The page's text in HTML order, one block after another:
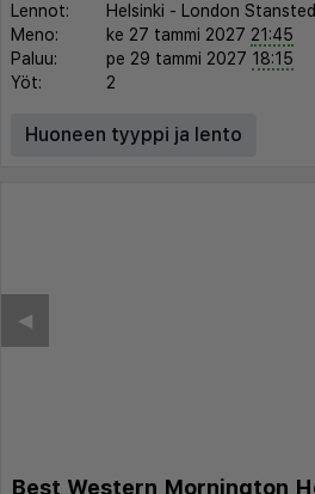
Lennot: Helsinki - London Stansted
Meno:
ke 27 tammi 2027 21:45
Paluu:
pe 29 tammi 2027 18:15
Yöt:
2
Huoneen tyyppi ja lento